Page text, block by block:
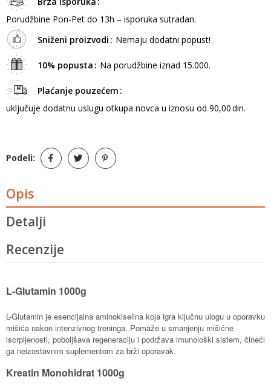
Porudžbine Pon-Pet do 13h – isporuka sutradan.
Sniženi proizvodi
Nemaju dodatni popust!
10% popusta Na porudžbine iznad 15.000.
Plaćanje pouzećem
uključuje dodatnu uslugu otkupa novca u iznosu od 90,00 din.
Podeli:
Opis
Detalji
Recenzije
L-Glutamin 1000g
L-Glutamin je esencijalna aminokiselina koja igra ključnu ulogu u oporavku
mišića nakon intenzivnog treninga. Pomaže u smanjenju mišićne
iscrpljenosti, poboljšava regeneraciju i podržava imunološki sistem, čineći
ga neizostavnim suplementom za brži oporavak.
Kreatin Monohidrat 1000g